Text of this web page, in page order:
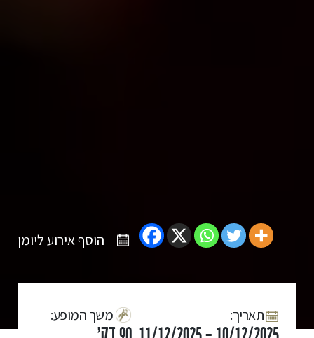
הוסף אירוע ליומן
:תאריך :משך המופע